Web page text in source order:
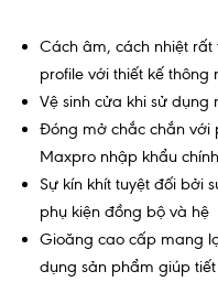
Cách âm, cách nhiệt
profile với thiết kế thông
Vệ sinh cửa khi sử dụng
Đóng mở chắc chắn với
Maxpro nhập khẩu
Sự kín khít tuyệt đối bởi
phụ kiện đồng bộ và hệ
Gioăng cao cấp mang
dụng sản phẩm giúp